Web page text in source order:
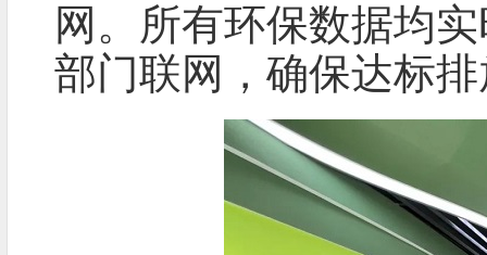
网。所有环保数据均
部门联网，确保达标